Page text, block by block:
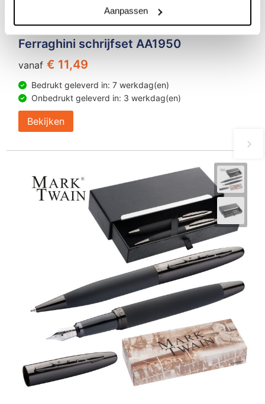
Aanpassen
Ferraghini schrijfset AA1950
vanaf € 11,49
Bedrukt geleverd in: 7 werkdag(en)
Onbedrukt geleverd in: 3 werkdag(en)
Bekijken